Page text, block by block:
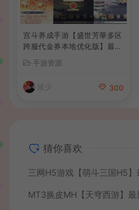
宫斗养成手游【盛世芳華多区
跨服代金券本地优化版】最新
手工服务端+CDK授权后台
+安卓+详细搭建教程
手游资源
波少 300
猜你喜欢